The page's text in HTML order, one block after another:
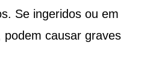
Se ingeridos ou em
causar graves